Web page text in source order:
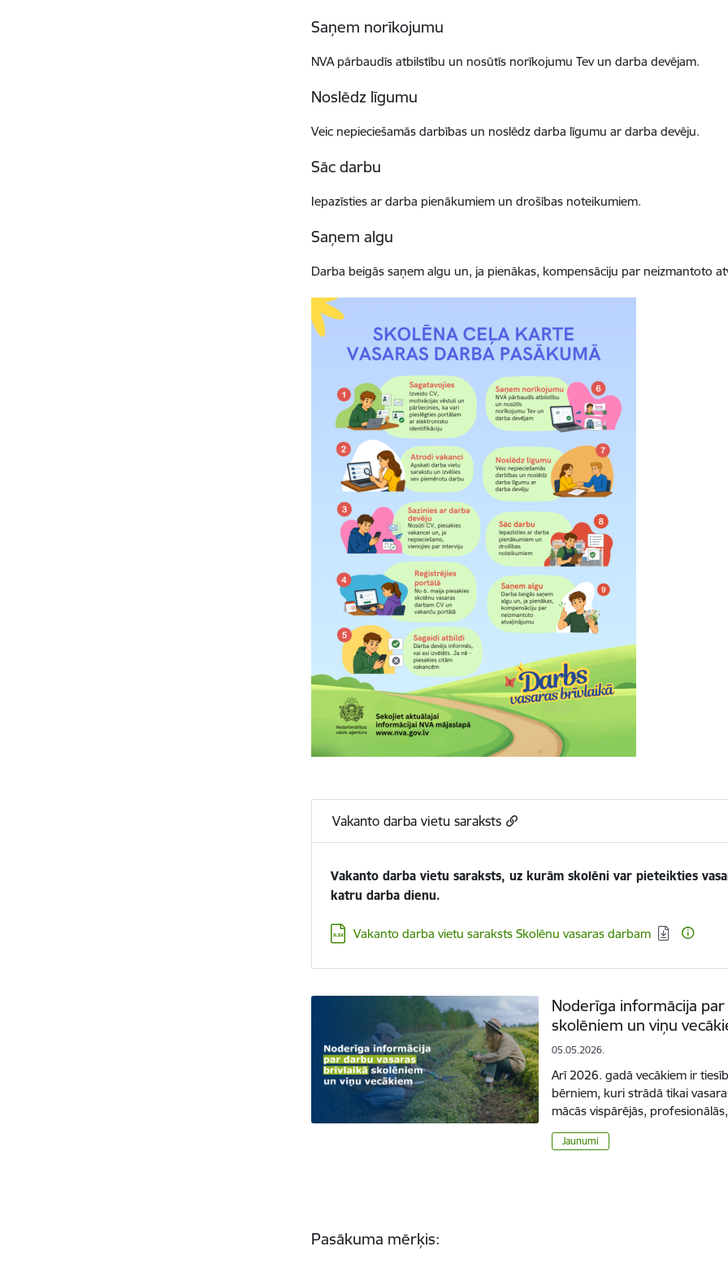
Saņem norīkojumu
NVA pārbaudīs atbilstību un nosūtīs norīkojumu Tev un darba devējam.
Noslēdz līgumu
Veic nepieciešamās darbības un noslēdz darba līgumu ar darba devēju.
Sāc darbu
Iepazīsties ar darba pienākumiem un drošības noteikumiem.
Saņem algu
Darba beigās saņem algu un, ja pienākas, kompensāciju par neizmantoto
Vakanto darba vietu saraksts
Vakanto darba vietu saraksts, uz kurām skolēni var pieteikties
katru darba dienu.
Lejupielādēt:
Vakanto darba vietu saraksts Skolēnu vasaras darbam
Noderīga informācija
skolēniem un viņu
05.05.2026.
Arī 2026. gadā vecākiem ir
bērniem, kuri strādā tikai
mācās vispārējās,
Jaunumi
Pasākuma mērķis: